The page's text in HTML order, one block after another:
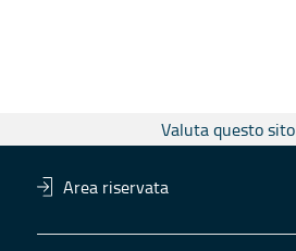
Valuta questo sito
Area riservata